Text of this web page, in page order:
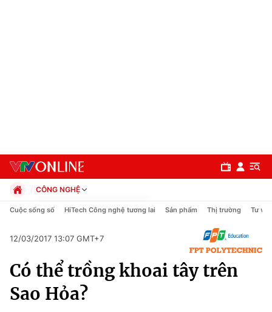
Chính trị
CÔNG NGHỆ
Chính trị
Pháp luật
Thể thao
Truyền hình
Văn hóa - Giải trí
Cuộc sống số HiTech Công nghệ tương lai Sản phẩm Thị trường Tư vấn
12/03/2017 13:07 GMT+7
Có thể trồng khoai tây trên
Sao Hỏa?